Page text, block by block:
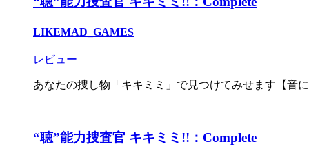
LIKEMAD_GAMES
レビュー
あなたの捜し物「キキミミ」で見つけてみせます【音
“聴”能力捜査官 キキミミ!!：Complete